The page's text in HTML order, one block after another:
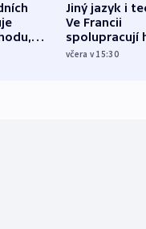
Jiný jazyk i
Ve Francii
spolupracují
různých zemí
včera v 15:30